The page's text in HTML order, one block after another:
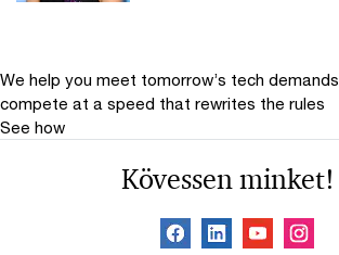
We help you meet tomorrow’s tech demands
compete at a speed that rewrites the rules
See how
Kövessen minket!